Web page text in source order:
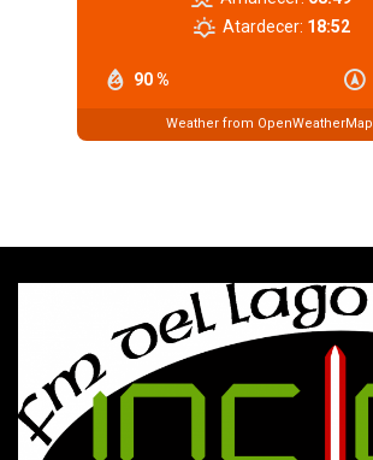
90 %
Atardecer: 18:52
Weather from OpenWeatherMap